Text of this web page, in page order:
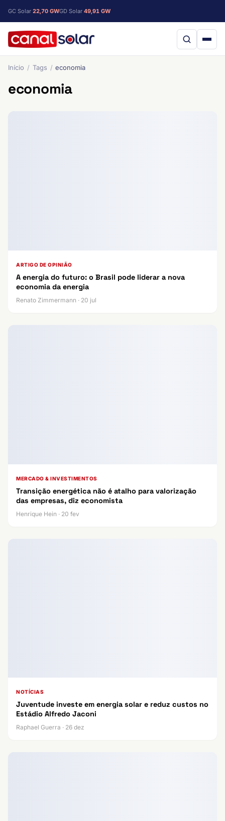
GC Solar 22,70 GWGD Solar 49,91 GW
Início Tags economia
economia
ARTIGO DE OPINIÃO
A energia do futuro: o Brasil pode liderar a nova
economia da energia
Renato Zimmermann · 20 jul
MERCADO & INVESTIMENTOS
Transição energética não é atalho para valorização
das empresas, diz economista
Henrique Hein · 20 fev
NOTÍCIAS
Juventude investe em energia solar e reduz custos no
Estádio Alfredo Jaconi
Raphael Guerra · 26 dez